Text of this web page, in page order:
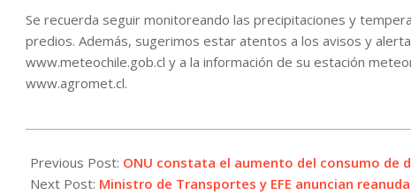
Se recuerda seguir monitoreando las precipitaciones y
predios. Además, sugerimos estar atentos a los avisos y
www.meteochile.gob.cl y a la información de su estación
www.agromet.cl.
06-
25
Previous Post: ONU constata el aumento del consumo de
Next Post: Ministro de Transportes y EFE anuncian